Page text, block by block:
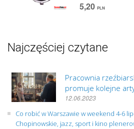
5,20 PLN
Najczęściej czytane
Pracownia
promuje kolejne
12.06.2023
Co robić w Warszawie w weekend 4-6
Chopinowskie, jazz, sport i kino